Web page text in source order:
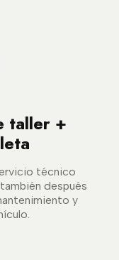
taller +
técnico
después
y